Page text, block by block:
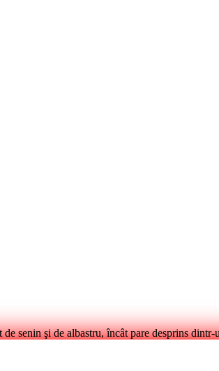
senin şi de albastru, încât pare desprins dintr-